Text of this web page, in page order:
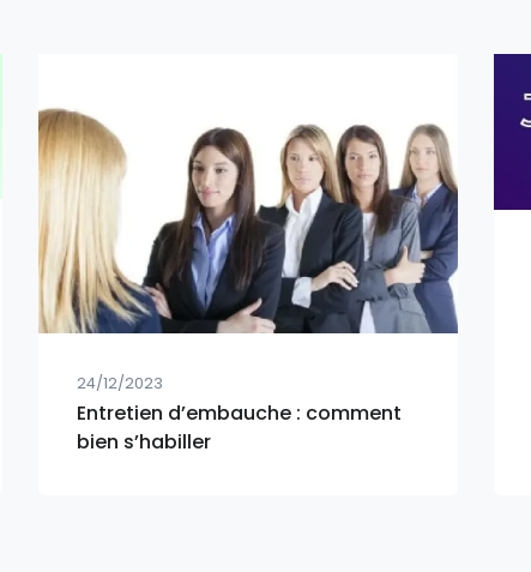
24/12/2023
Entretien d’embauche : comment
bien s’habiller